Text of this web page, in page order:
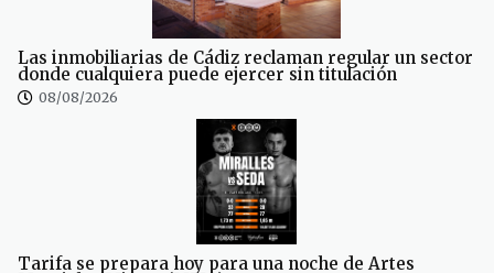
Las inmobiliarias de Cádiz reclaman regular un sector
donde cualquiera puede ejercer sin titulación
08/08/2026
Tarifa se prepara hoy para una noche de Artes